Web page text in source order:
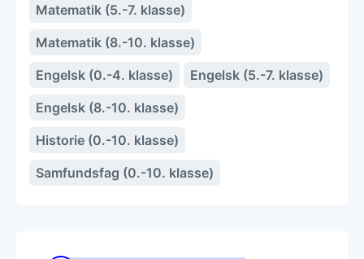
Matematik (5.-7. klasse)
Matematik (8.-10. klasse)
Engelsk (0.-4. klasse)
Engelsk (5.-7. klasse)
Engelsk (8.-10. klasse)
Historie (0.-10. klasse)
Samfundsfag (0.-10. klasse)